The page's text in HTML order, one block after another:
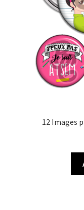
12 Images